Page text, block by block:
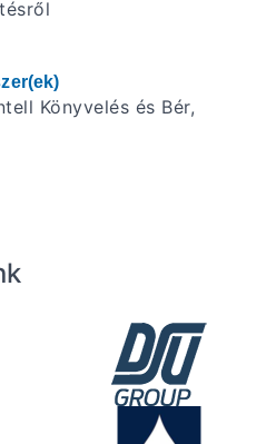
Könyvelés és Bér,